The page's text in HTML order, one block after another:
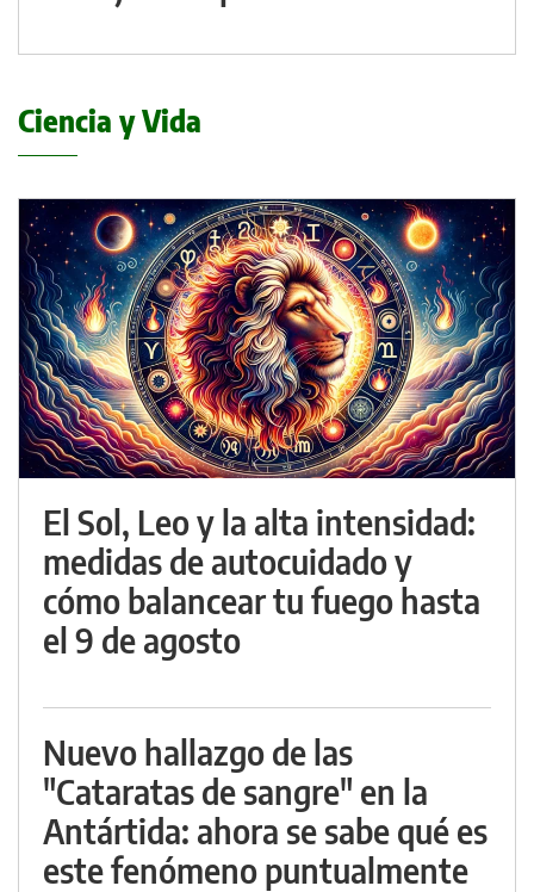
Ciencia y Vida
El Sol, Leo y la alta intensidad:
medidas de autocuidado y
cómo balancear tu fuego hasta
el 9 de agosto
Nuevo hallazgo de las
"Cataratas de sangre" en la
Antártida: ahora se sabe qué es
este fenómeno puntualmente